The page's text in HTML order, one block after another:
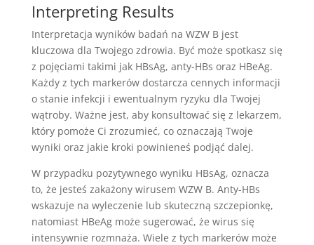
Interpreting Results
Interpretacja wyników badań na WZW B jest
kluczowa dla Twojego zdrowia. Być może spotkasz się
z pojęciami takimi jak HBsAg, anty-HBs oraz HBeAg.
Każdy z tych markerów dostarcza cennych informacji
o stanie infekcji i ewentualnym ryzyku dla Twojej
wątroby. Ważne jest, aby konsultować się z lekarzem,
który pomoże Ci zrozumieć, co oznaczają Twoje
wyniki oraz jakie kroki powinieneś podjąć dalej.
W przypadku pozytywnego wyniku HBsAg, oznacza
to, że jesteś zakażony wirusem WZW B. Anty-HBs
wskazuje na wyleczenie lub skuteczną szczepionkę,
natomiast HBeAg może sugerować, że wirus się
intensywnie rozmnaża. Wiele z tych markerów może